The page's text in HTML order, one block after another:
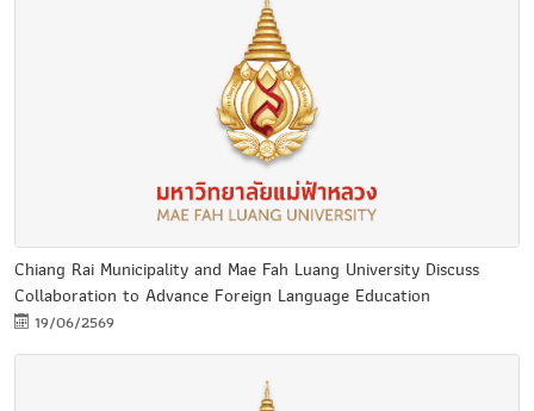
Chiang Rai Municipality and Mae Fah Luang University Discuss
Collaboration to Advance Foreign Language Education
19/06/2569